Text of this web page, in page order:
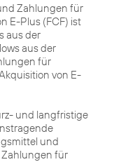
Zahlungen für
E-Plus (FCF) ist
aus der
aus der
für
von E-
und langfristige
und
für